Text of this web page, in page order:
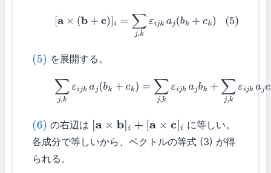
(5)[ a× (b+ c )]i= ∑j, εijka (bk+ck)
(5) を展開する。
(6) ∑j,kεijkaj( bk+ ck =∑ kεijk ajbk+ ∑j, εi ajck
(6) の右辺は [a×b ]i+ [a×c]i
に等しい。
各成分で等しいから、ベクトルの等式 (3) が得
られる。